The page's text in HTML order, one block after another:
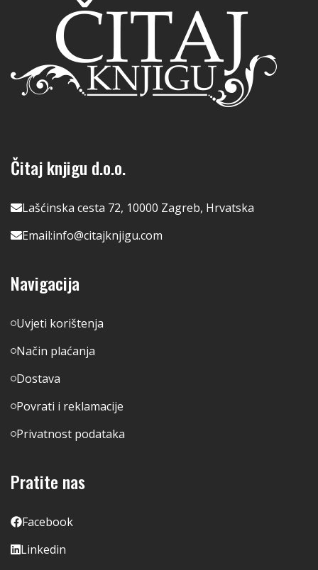
Čitaj knjigu d.o.o.
Lašćinska cesta 72, 10000 Zagreb, Hrvatska
Email:info@citajknjigu.com
Navigacija
Uvjeti korištenja
Način plaćanja
Dostava
Povrati i reklamacije
Privatnost podataka
Pratite nas
Facebook
Linkedin